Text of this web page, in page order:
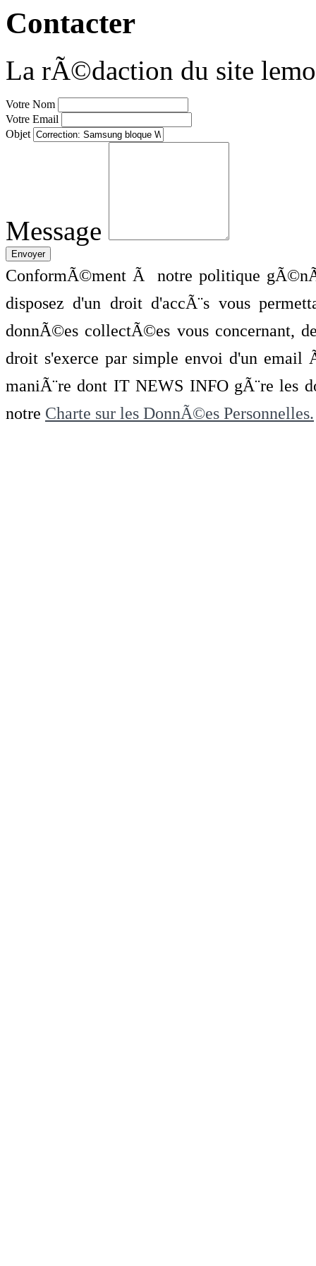
Contacter
La rÃ©daction du site
Votre Nom
Votre Email
Objet
Message
ConformÃ©ment Ã notre politique
disposez d'un droit d'accÃ¨s vous
donnÃ©es collectÃ©es vous concernant,
droit s'exerce par simple envoi d'un
maniÃ¨re dont IT NEWS INFO gÃ¨re les
notre Charte sur les DonnÃ©es Personnelles.